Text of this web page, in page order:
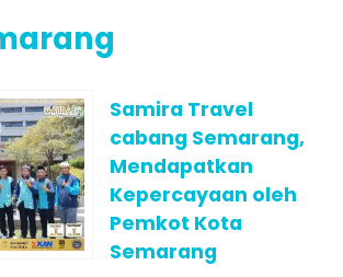
Samira Travel
cabang Semarang,
Mendapatkan
Kepercayaan oleh
Pemkot Kota
Semarang